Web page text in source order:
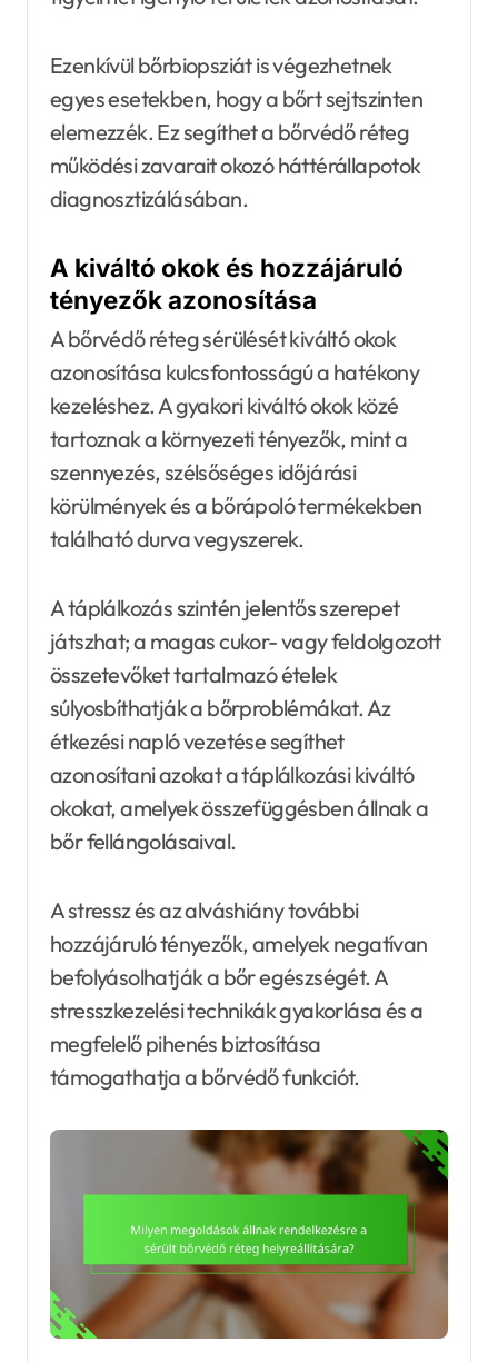
Ezenkívül bőrbiopsziát is végezhetnek
egyes esetekben, hogy a bőrt sejtszinten
elemezzék. Ez segíthet a bőrvédő réteg
működési zavarait okozó háttérállapotok
diagnosztizálásában.
A kiváltó okok és hozzájáruló
tényezők azonosítása
A bőrvédő réteg sérülését kiváltó okok
azonosítása kulcsfontosságú a hatékony
kezeléshez. A gyakori kiváltó okok közé
tartoznak a környezeti tényezők, mint a
szennyezés, szélsőséges időjárási
körülmények és a bőrápoló termékekben
található durva vegyszerek.
A táplálkozás szintén jelentős szerepet
játszhat; a magas cukor- vagy feldolgozott
összetevőket tartalmazó ételek
súlyosbíthatják a bőrproblémákat. Az
étkezési napló vezetése segíthet
azonosítani azokat a táplálkozási kiváltó
okokat, amelyek összefüggésben állnak a
bőr fellángolásaival.
A stressz és az alváshiány további
hozzájáruló tényezők, amelyek negatívan
befolyásolhatják a bőr egészségét. A
stresszkezelési technikák gyakorlása és a
megfelelő pihenés biztosítása
támogathatja a bőrvédő funkciót.